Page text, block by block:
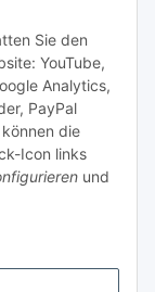
Sie den
YouTube,
Analytics,
PayPal
die
Icon links
und